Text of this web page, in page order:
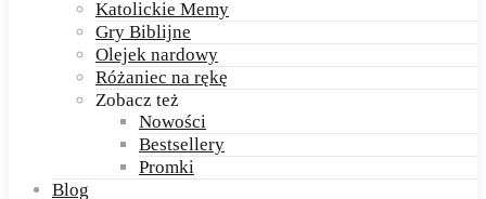
Katolickie Memy
Gry Biblijne
Olejek nardowy
Różaniec na rękę
Zobacz też
Nowości
Bestsellery
Promki
Blog